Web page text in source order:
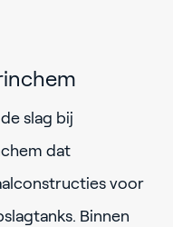
slag bij
dat
voor
Binnen